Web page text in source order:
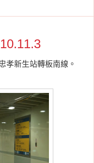
孝新生站轉板南線。